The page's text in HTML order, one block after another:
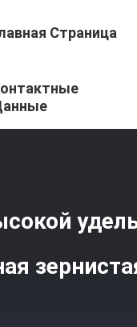
Страница
/ Молекулярная